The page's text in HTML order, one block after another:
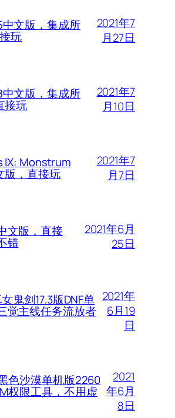
文版，集成所
玩
2021年7
月27日
文版，集成所
接玩
2021年7
月10日
IX: Monstrum
版，直接玩
2021年7
月7日
文版，直接
错
2021年6月
25日
鬼剑17.3版DNF单
觉主线任务流放者
2021年
6月19
日
色沙漠单机版2260
权限工具，不用虚
2021
年6月
8日